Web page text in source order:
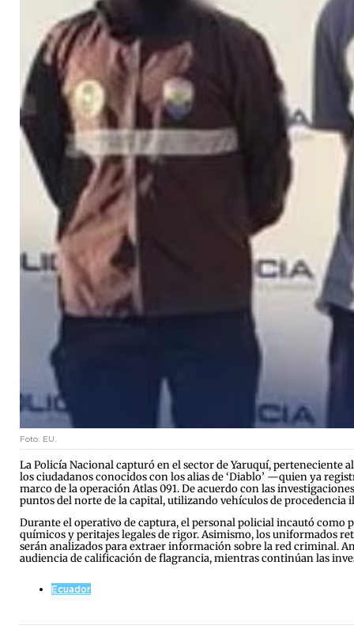
Foto: EU.
La Policía Nacional capturó en el sector de Yaruquí, perteneciente
los ciudadanos conocidos con los alias de ‘Diablo’ —quien ya
marco de la operación Atlas 091. De acuerdo con las
puntos del norte de la capital, utilizando vehículos de
Durante el operativo de captura, el personal policial incautó como
químicos y peritajes legales de rigor. Asimismo, los uniformados
serán analizados para extraer información sobre la red criminal.
audiencia de calificación de flagrancia, mientras continúan las
Ecuador